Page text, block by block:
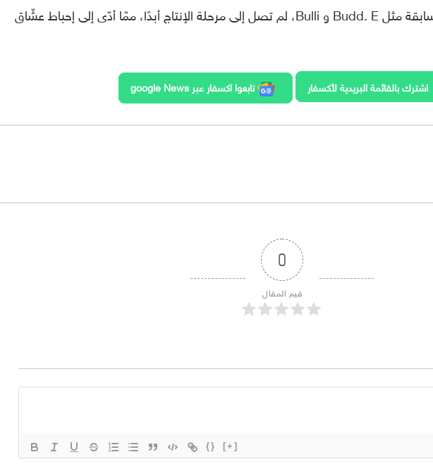
لكنّ عربات العرض السابقة مثل Budd. E و Bulli، لم تصل إلى مرحلة الإنتاج أبدًا، ممّا أدّى إلى إحباط عشّاق
اشترك بالقائمة البريدية لأكسفار تابعوا اكسفار عبر google News
0
قيم المقال
{} [+]